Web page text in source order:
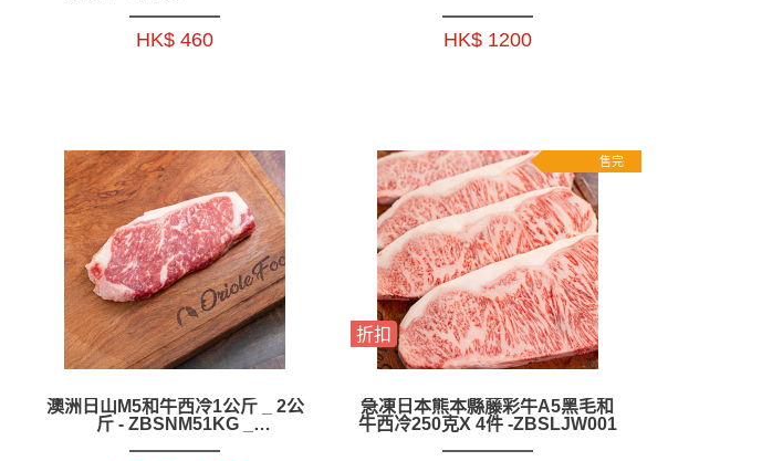
HK$ 460 HK$ 1200
澳洲日山M5和牛西冷1公斤 _ 2公
斤 - ZBSNM51KG _
售完
折扣
急凍日本熊本縣藤彩牛A5黑毛和
牛西冷250克X 4件 -ZBSLJW001